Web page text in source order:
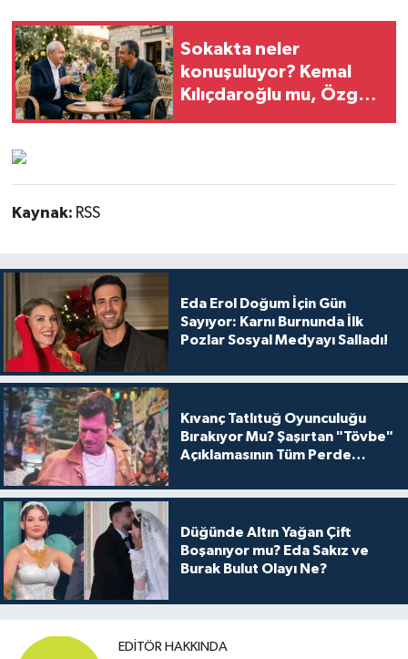
Sokakta neler
konuşuluyor? Kemal
Kılıçdaroğlu mu, Özgür
Kaynak: RSS
Eda Erol Doğum İçin Gün
Sayıyor: Karnı Burnunda İlk
Pozlar Sosyal Medyayı Salladı!
Kıvanç Tatlıtuğ Oyunculuğu
Bırakıyor Mu? Şaşırtan "Tövbe"
Açıklamasının Tüm Perde
Düğünde Altın Yağan Çift
Boşanıyor mu? Eda Sakız ve
Burak Bulut Olayı Ne?
EDITÖR HAKKINDA